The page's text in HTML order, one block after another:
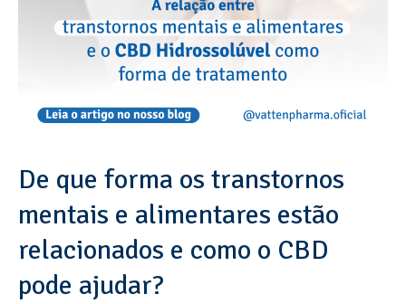
De que forma os transtornos
mentais e alimentares estão
relacionados e como o CBD
pode ajudar?